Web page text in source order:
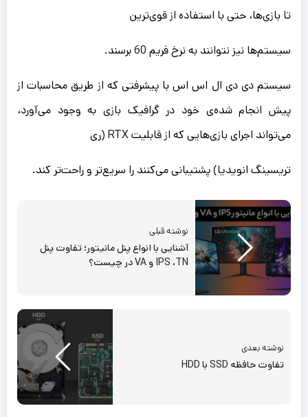
تا بازی‌ها، حتی با استفاده از قوی‌ترین
سیستم‌ها نیز نتوانند به نرخ فریم 60 برسند.
سیستم دی دی ال اس اس با پیشرفتی که از طریق محاسبات از
پیش انجام شده‌ی خود در گرافیک بازی به وجود می‌آورد،
می‌تواند اجرای بازی‌هایی که از قابلیت RTX (ری
تریسینگ انویدیا) پشتیبانی می‌کنند را سریع‌تر و راحت‌تر کند.
نوشته قبلی
آشنایی با انواع پنل مانیتور؛ تفاوت پنل
IPS ،TN و VA در چیست؟
نوشته بعدی
تفاوت حافظه SSD با HDD